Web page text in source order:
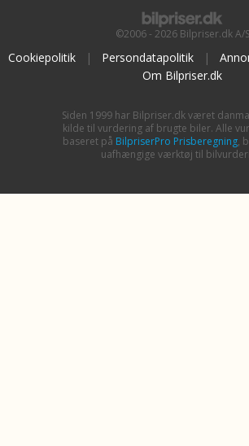
©2006 - 2026 Bilpriser.dk A/S
Cookiepolitik | Persondatapolitik |
Om Bilpriser.dk
Siden 1999 har Bilpriser.dk været
kilde til vurdering af brugte biler. Alle
baseret på BilpriserPro Prisberegning,
uafhængige værktøj til